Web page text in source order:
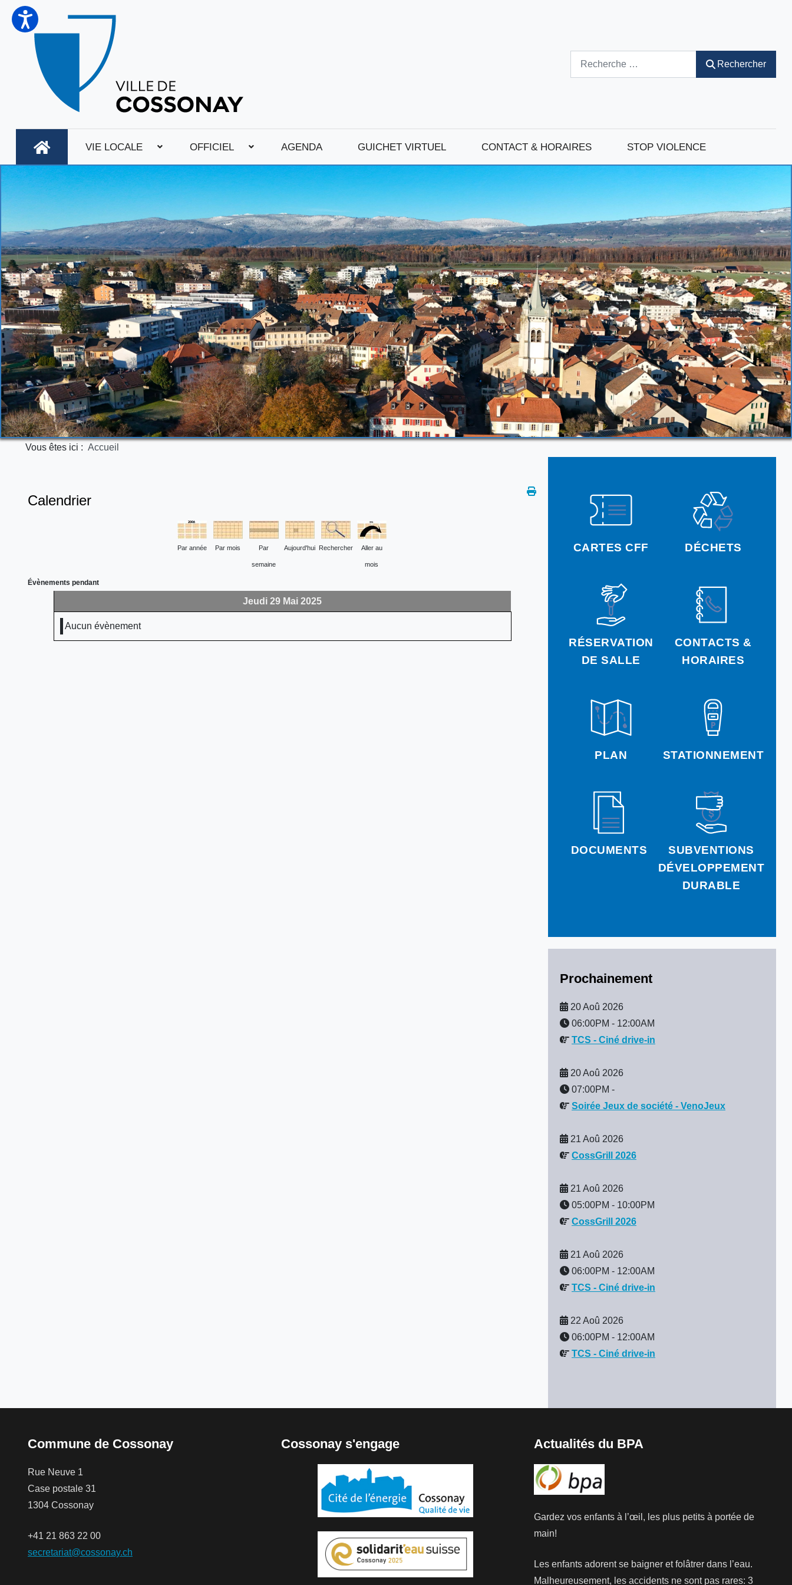
Rechercher
VIE LOCALE OFFICIEL AGENDA GUICHET VIRTUEL CONTACT & HORAIRES STOP VIOLENCE
Vous êtes ici : Accueil
CARTES CFF DÉCHETS
RÉSERVATION
DE SALLE
CONTACTS &
HORAIRES
PLAN STATIONNEMENT
DOCUMENTS
SUBVENTIONS
DÉVELOPPEMENT
DURABLE
Prochainement
20 Aoû 2026
06:00PM - 12:00AM
TCS - Ciné drive-in
20 Aoû 2026
07:00PM -
Soirée Jeux de société - VenoJeux
21 Aoû 2026
CossGrill 2026
21 Aoû 2026
05:00PM - 10:00PM
CossGrill 2026
21 Aoû 2026
06:00PM - 12:00AM
TCS - Ciné drive-in
22 Aoû 2026
06:00PM - 12:00AM
TCS - Ciné drive-in
Calendrier
Par année Par mois Par
semaine
Aujourd'hui Rechercher Aller au
mois
Évènements pendant
Jeudi 29 Mai 2025
Aucun évènement
Commune de Cossonay
Rue Neuve 1
Case postale 31
1304 Cossonay
+41 21 863 22 00
secretariat@cossonay.ch
Cossonay s'engage Actualités du BPA
Gardez vos enfants à l’œil, les plus petits à portée de
main!
Les enfants adorent se baigner et folâtrer dans l’eau.
Malheureusement, les accidents ne sont pas rares: 3